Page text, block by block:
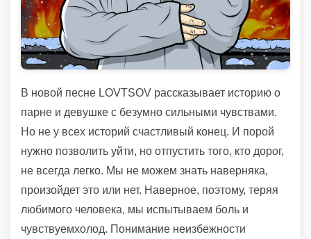
В новой песне LOVTSOV рассказывает историю о
парне и девушке с безумно сильными чувствами.
Но не у всех историй счастливый конец. И порой
нужно позволить уйти, но отпустить того, кто дорог,
не всегда легко. Мы не можем знать наверняка,
произойдет это или нет. Наверное, поэтому, теряя
любимого человека, мы испытываем боль и
чувствуемхолод. Понимание неизбежности